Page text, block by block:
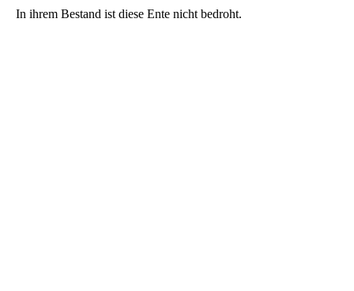
In ihrem Bestand ist diese Ente nicht bedroht.